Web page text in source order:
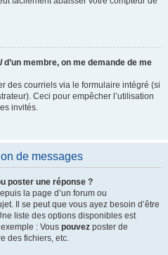
d’un membre, on me demande de me
des courriels via le formulaire intégré (si
Ceci pour empêcher l’utilisation
invités.
de messages
poster une réponse ?
la page d’un forum ou
Il se peut que vous ayez besoin d’être
liste des options disponibles est
: Vous pouvez poster de
des fichiers, etc.